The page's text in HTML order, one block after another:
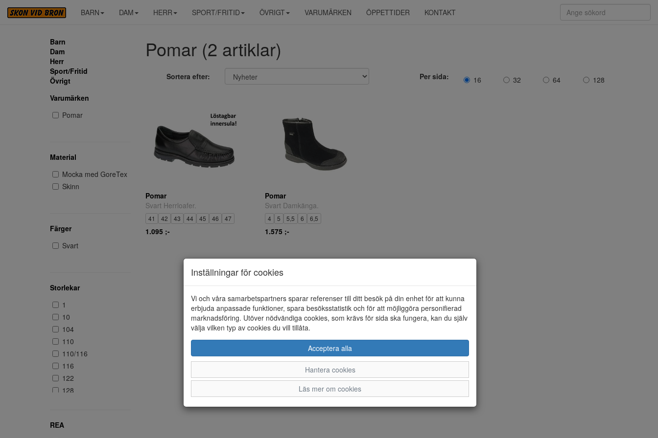
BARN DAM HERR SPORT/FRITID ÖVRIGT VARUMÄRKEN ÖPPETTIDER KONTAKT
Barn
Dam
Herr
Sport/Fritid
Övrigt
Varumärken
Pomar
Material
Mocka med GoreTex
Skinn
Färger
Svart
Storlekar
1
10
104
110
110/116
116
122
128
18
REA
Pomar (2 artiklar)
Sortera efter: Per sida: 16 32 64 128
Pomar
Svart Herrloafer.
41 42 43 44 45 46 47
1.095 ;-
Pomar
Svart Damkänga.
4 5 5,5 6 6,5
1.575 ;-
Inställningar för cookies
Vi och våra samarbetspartners sparar referenser till ditt besök på din enhet för att kunna
erbjuda anpassade funktioner, spara besöksstatistik och för att möjliggöra personifierad
marknadsföring. Utöver nödvändiga cookies, som krävs för sida ska fungera, kan du själv
välja vilken typ av cookies du vill tillåta.
Acceptera alla
Hantera cookies
Läs mer om cookies